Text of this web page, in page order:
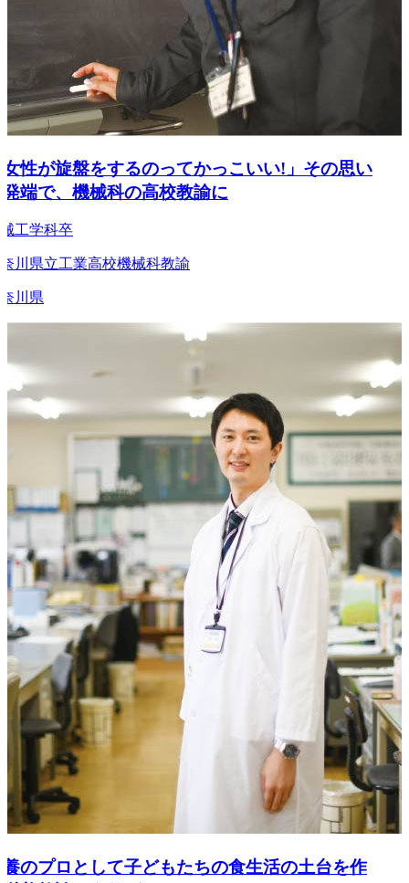
が旋盤をするのってかっこいい!」その思い
で、機械科の高校教諭に
学科卒
県立工業高校機械科教諭
県
プロとして子どもたちの食生活の土台を作